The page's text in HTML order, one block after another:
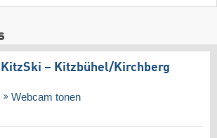
KitzSki – Kitzbühel/​Kirchberg
Webcam tonen